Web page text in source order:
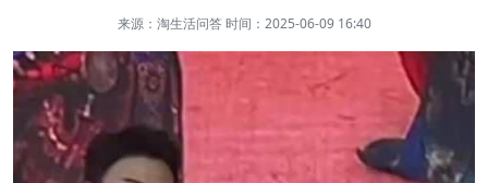
来源： 淘生活问答 时间：2025-06-09 16:40